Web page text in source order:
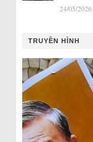
24/05/2026
TRUYỀN HÌNH